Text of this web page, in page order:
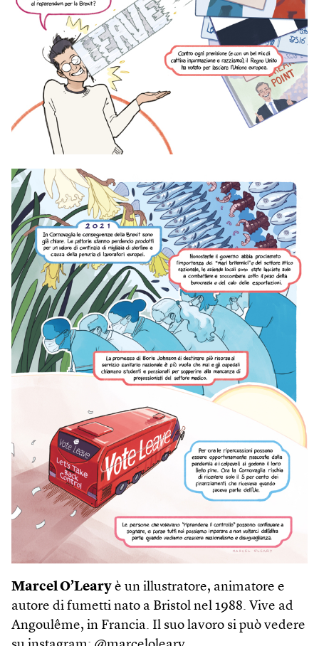
Marcel O’Leary è un illustratore, animatore e
autore di fumetti nato a Bristol nel 1988. Vive ad
Angoulême, in Francia. Il suo lavoro si può vedere